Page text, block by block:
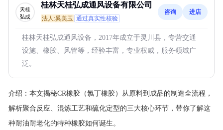
桂林天桂弘成通风设备有限公司
法人:奚美玉 通过真实性核验
咨询 进店
桂林天桂弘成通风设备，2017年成立于灵川县，专营交通
设施、橡胶、风管等，经验丰富，专业权威，服务领域广
泛。
介绍： 本文揭秘CR橡胶（氯丁橡胶）从原料到成品的制造全流程，
解析聚合反应、混炼工艺和硫化定型的三大核心环节，带你了解这
种耐油耐老化的特种橡胶如何诞生。